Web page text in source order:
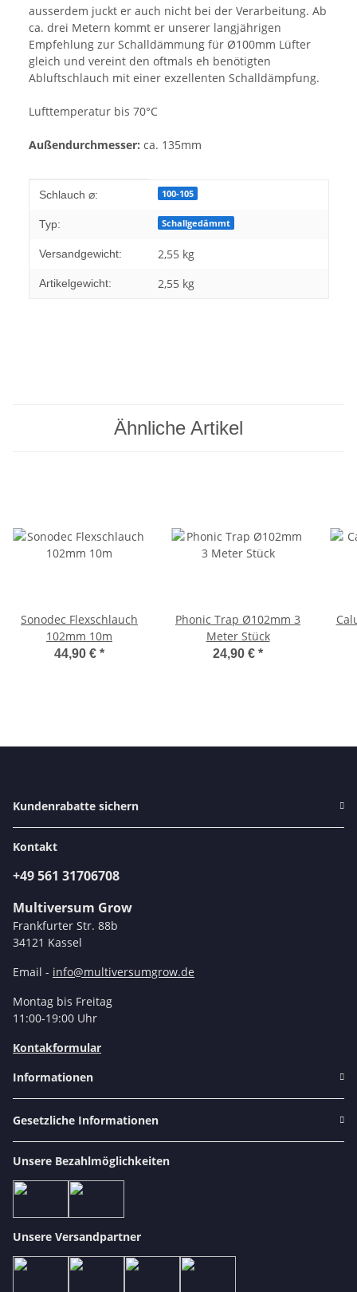
ausserdem juckt er auch nicht bei der Verarbeitung. Ab
ca. drei Metern kommt er unserer langjährigen
Empfehlung zur Schalldämmung für Ø100mm Lüfter
gleich und vereint den oftmals eh benötigten
Abluftschlauch mit einer exzellenten Schalldämpfung.
Lufttemperatur bis 70°C
Außendurchmesser: ca. 135mm
Produkteigenschaft
Wert
Schlauch ⌀: 100-105
Typ: Schallgedämmt
Versandgewicht: 2,55 kg
Artikelgewicht: 2,55 kg
Ähnliche Artikel
Sonodec Flexschlauch
102mm 10m
44,90 € *
Phonic Trap Ø102mm 3
Meter Stück
24,90 € *
Kundenrabatte sichern
Kontakt
+49 561 31706708
Multiversum Grow
Frankfurter Str. 88b
34121 Kassel
Email - info@multiversumgrow.de
Montag bis Freitag
11:00-19:00 Uhr
Kontakformular
Informationen
Gesetzliche Informationen
Unsere Bezahlmöglichkeiten
Unsere Versandpartner